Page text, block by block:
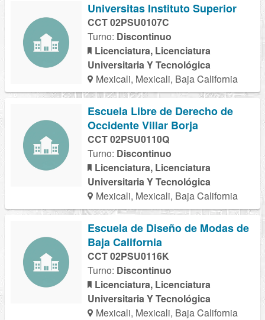
Universitas Instituto Superior
CCT 02PSU0107C
Turno: Discontinuo
Licenciatura, Licenciatura
Universitaria Y Tecnológica
Mexicali, Mexicali, Baja California
Escuela Libre de Derecho de
Occidente Villar Borja
CCT 02PSU0110Q
Turno: Discontinuo
Licenciatura, Licenciatura
Universitaria Y Tecnológica
Mexicali, Mexicali, Baja California
Escuela de Diseño de Modas de
Baja California
CCT 02PSU0116K
Turno: Discontinuo
Licenciatura, Licenciatura
Universitaria Y Tecnológica
Mexicali, Mexicali, Baja California